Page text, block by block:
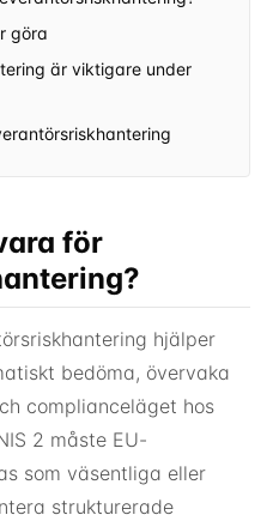
göra
är viktigare under
för
hjälper
bedöma, övervaka
complianceläget hos
2 måste EU-
som väsentliga eller
strukturerade